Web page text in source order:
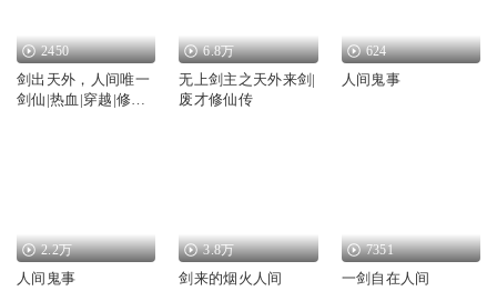
2450
剑出天外，人间唯一
剑仙|热血|穿越|修仙|
6.8万
无上剑主之天外来剑|
废才修仙传
624
人间鬼事
2.2万
人间鬼事
3.8万
剑来的烟火人间
7351
一剑自在人间